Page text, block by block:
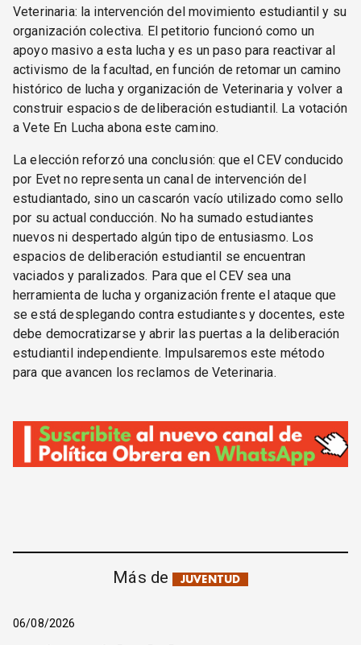
Veterinaria: la intervención del movimiento estudiantil y su
organización colectiva. El petitorio funcionó como un
apoyo masivo a esta lucha y es un paso para reactivar al
activismo de la facultad, en función de retomar un camino
histórico de lucha y organización de Veterinaria y volver a
construir espacios de deliberación estudiantil. La votación
a Vete En Lucha abona este camino.
La elección reforzó una conclusión: que el CEV conducido
por Evet no representa un canal de intervención del
estudiantado, sino un cascarón vacío utilizado como sello
por su actual conducción. No ha sumado estudiantes
nuevos ni despertado algún tipo de entusiasmo. Los
espacios de deliberación estudiantil se encuentran
vaciados y paralizados. Para que el CEV sea una
herramienta de lucha y organización frente el ataque que
se está desplegando contra estudiantes y docentes, este
debe democratizarse y abrir las puertas a la deliberación
estudiantil independiente. Impulsaremos este método
para que avancen los reclamos de Veterinaria.
Más de JUVENTUD
06/08/2026